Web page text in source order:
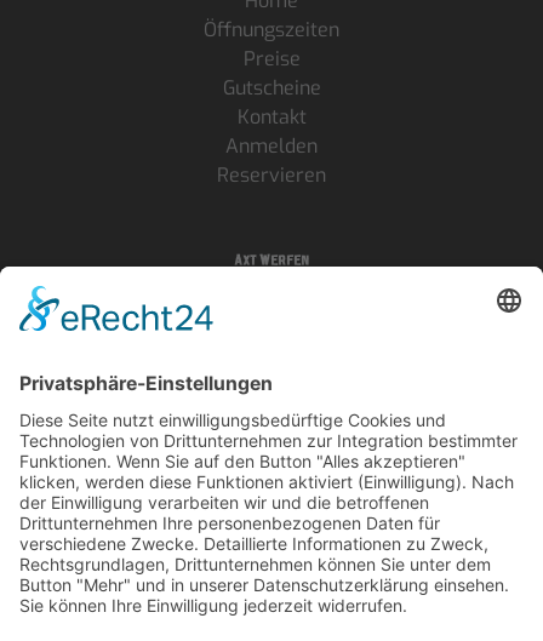
Öffnungszeiten
Preise
Gutscheine
Kontakt
Anmelden
Reservieren
Axt Werfen
Follow Us
Legal
AGB's
Impressum
Datenschutz
Cookie-Einstellungen